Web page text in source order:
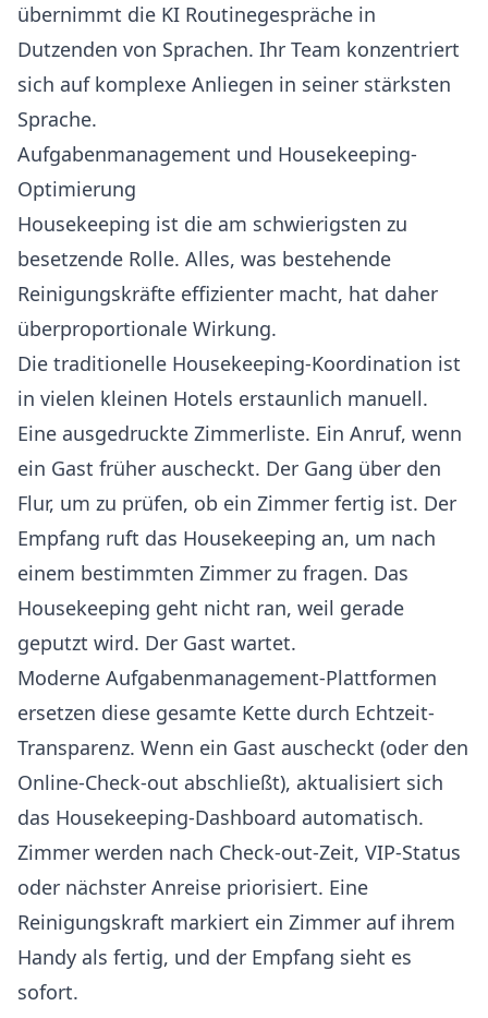
übernimmt die KI Routinegespräche in
Dutzenden von Sprachen. Ihr Team konzentriert
sich auf komplexe Anliegen in seiner stärksten
Sprache.
Aufgabenmanagement und Housekeeping-
Optimierung
Housekeeping ist die am schwierigsten zu
besetzende Rolle. Alles, was bestehende
Reinigungskräfte effizienter macht, hat daher
überproportionale Wirkung.
Die traditionelle Housekeeping-Koordination ist
in vielen kleinen Hotels erstaunlich manuell.
Eine ausgedruckte Zimmerliste. Ein Anruf, wenn
ein Gast früher auscheckt. Der Gang über den
Flur, um zu prüfen, ob ein Zimmer fertig ist. Der
Empfang ruft das Housekeeping an, um nach
einem bestimmten Zimmer zu fragen. Das
Housekeeping geht nicht ran, weil gerade
geputzt wird. Der Gast wartet.
Moderne Aufgabenmanagement-Plattformen
ersetzen diese gesamte Kette durch Echtzeit-
Transparenz. Wenn ein Gast auscheckt (oder den
Online-Check-out abschließt), aktualisiert sich
das Housekeeping-Dashboard automatisch.
Zimmer werden nach Check-out-Zeit, VIP-Status
oder nächster Anreise priorisiert. Eine
Reinigungskraft markiert ein Zimmer auf ihrem
Handy als fertig, und der Empfang sieht es
sofort.